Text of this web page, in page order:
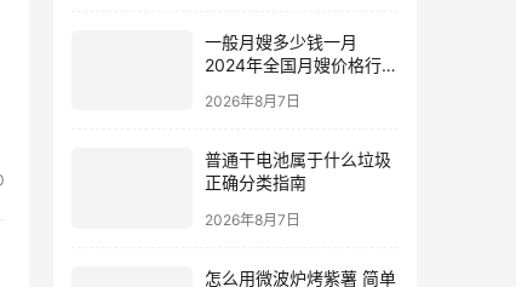
一般月嫂多少钱一月
2024年全国月嫂价格行情
2026年8月7日
普通干电池属于什么垃圾
正确分类指南
2026年8月7日
怎么用微波炉烤紫薯 简单